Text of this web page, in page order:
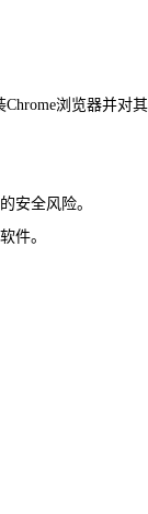
浏览器并对
安全风险。
件。